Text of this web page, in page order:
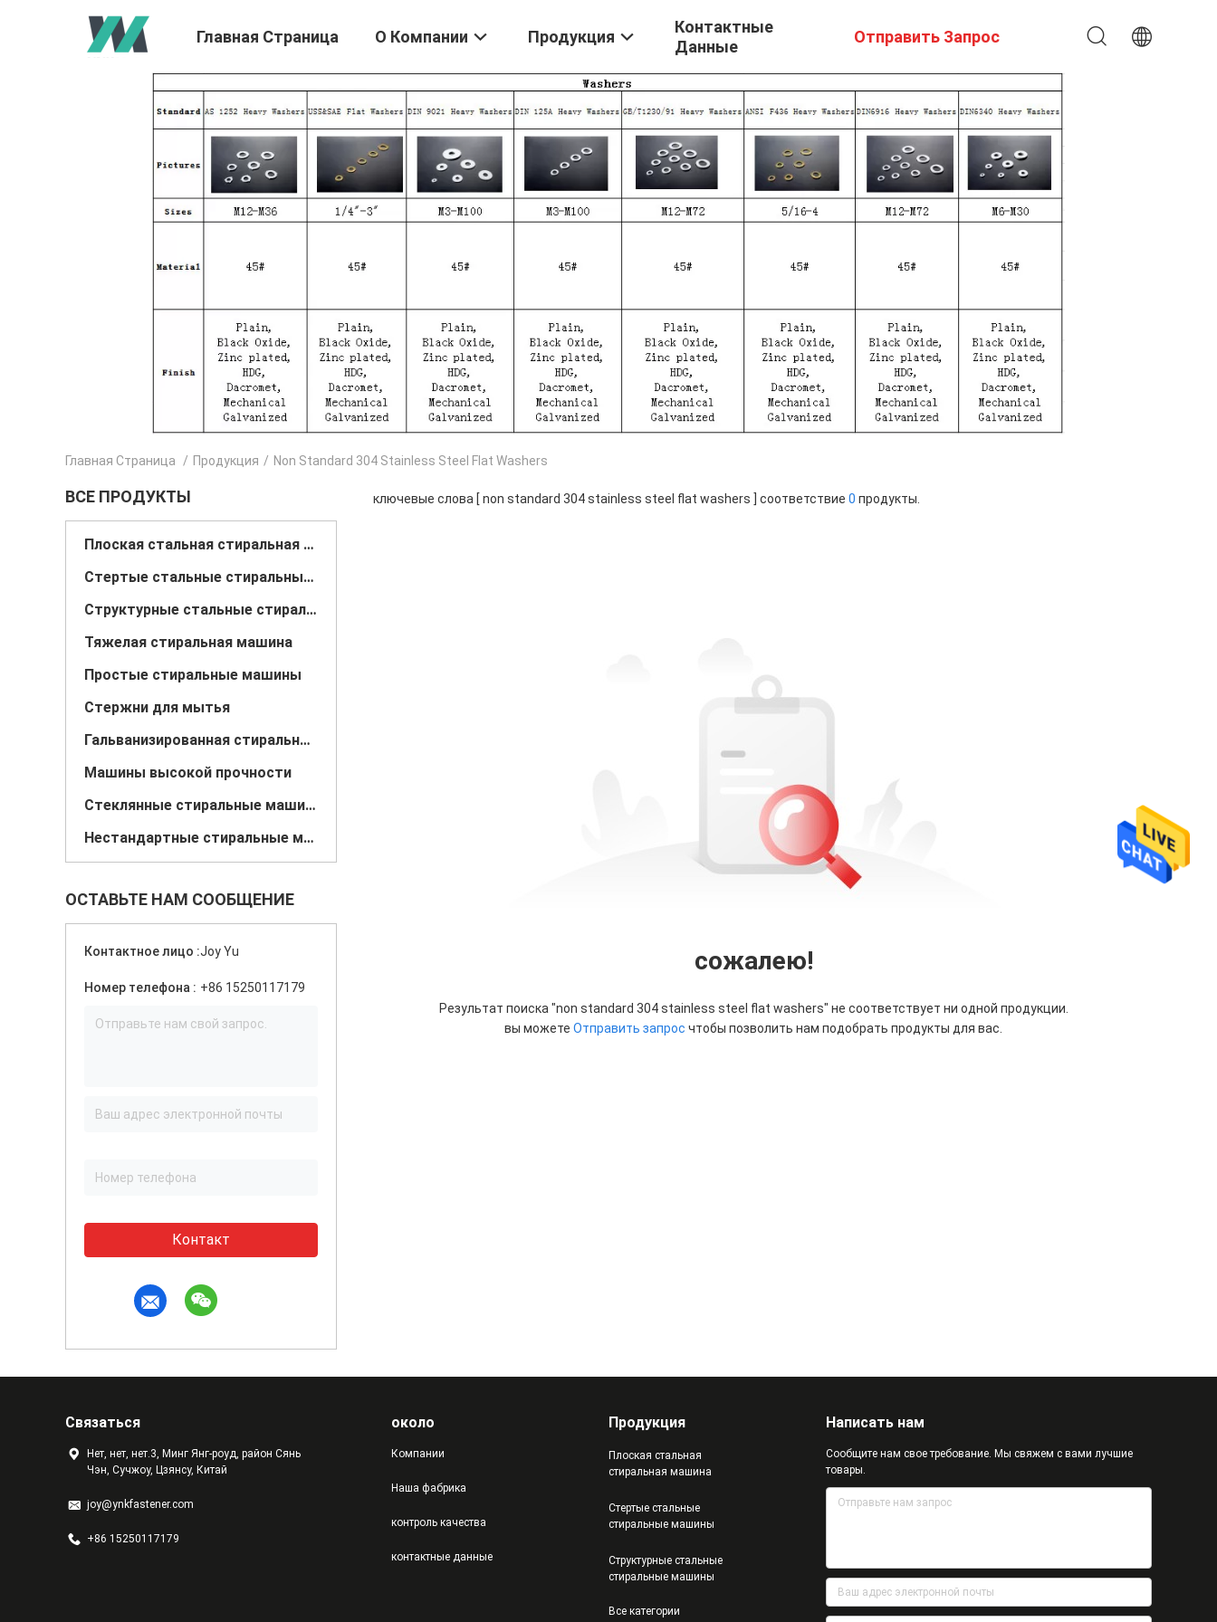
Главная Страница О Компании Продукция
Контактные
Данные
Отправить Запрос
Главная Страница / Продукция / Non Standard 304 Stainless Steel Flat Washers
ВСЕ ПРОДУКТЫ
Плоская стальная стиральная машина
Стертые стальные стиральные машины
Структурные стальные стиральные машины
Тяжелая стиральная машина
Простые стиральные машины
Стержни для мытья
Гальванизированная стиральная машина
Машины высокой прочности
Стеклянные стиральные машины
Нестандартные стиральные машины
ОСТАВЬТЕ НАМ СООБЩЕНИЕ
Контактное лицо :Joy Yu
Номер телефона : +86 15250117179
Контакт
ключевые слова [ non standard 304 stainless steel flat washers ] соответствие 0 продукты.
сожалею!
Результат поиска "non standard 304 stainless steel flat washers" не соответствует ни одной продукции.
вы можете Отправить запрос чтобы позволить нам подобрать продукты для вас.
Связаться
Нет, нет, нет.3, Минг Янг-роуд, район Сянь
Чэн, Сучжоу, Цзянсу, Китай
joy@ynkfastener.com
+86 15250117179
около
Компании
Наша фабрика
контроль качества
контактные данные
Продукция
Плоская стальная
стиральная машина
Стертые стальные
стиральные машины
Структурные стальные
стиральные машины
Все категории
Написать нам
Сообщите нам свое требование. Мы свяжем с вами лучшие
товары.